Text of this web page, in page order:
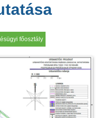
főosztály